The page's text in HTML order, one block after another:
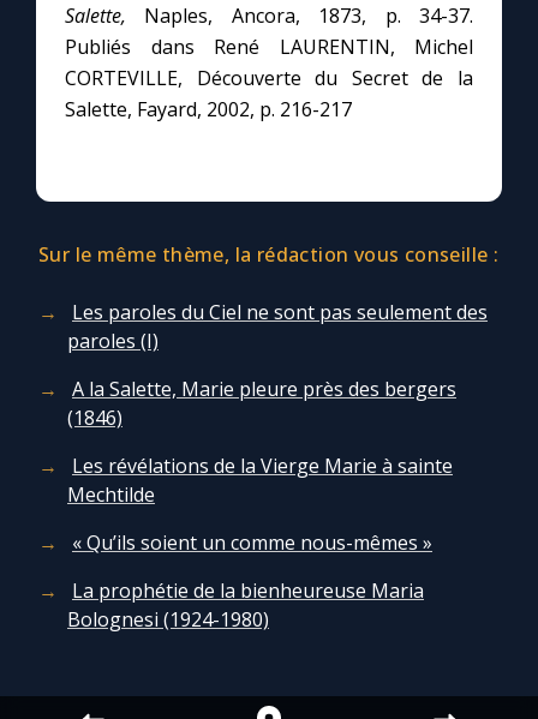
Salette, Naples, Ancora, 1873, p. 34-37.
Publiés dans René LAURENTIN, Michel
CORTEVILLE, Découverte du Secret de la
Salette, Fayard, 2002, p. 216-217
Sur le même thème, la rédaction vous conseille :
Les paroles du Ciel ne sont pas seulement des
paroles (I)
A la Salette, Marie pleure près des bergers
(1846)
Les révélations de la Vierge Marie à sainte
Mechtilde
« Qu’ils soient un comme nous-mêmes »
La prophétie de la bienheureuse Maria
Bolognesi (1924-1980)